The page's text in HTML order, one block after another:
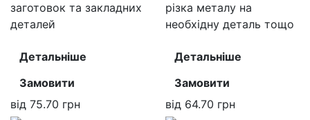
заготовок та закладних
деталей
Детальніше
Замовити
від 75.70 грн
різка металу на
необхідну деталь тощо
Детальніше
Замовити
від 64.70 грн